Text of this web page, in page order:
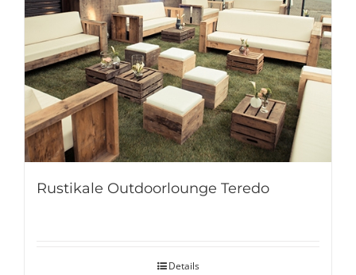
Rustikale Outdoorlounge Teredo
Details